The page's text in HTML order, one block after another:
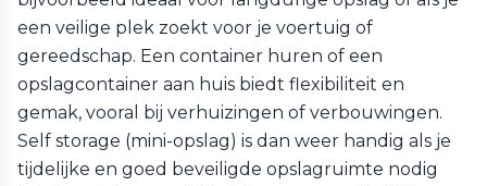
een veilige plek zoekt voor je voertuig of
gereedschap. Een container huren of een
opslagcontainer aan huis biedt flexibiliteit en
gemak, vooral bij verhuizingen of verbouwingen.
Self storage (mini-opslag) is dan weer handig als je
tijdelijke en goed beveiligde opslagruimte nodig